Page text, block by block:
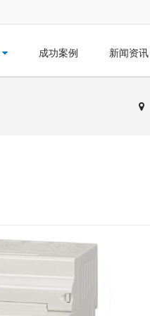
成功案例 新闻资讯